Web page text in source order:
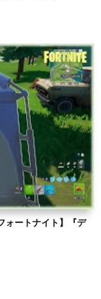
ォートナイト】『デ